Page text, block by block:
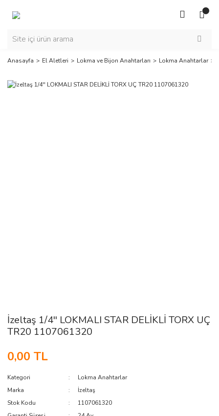
Anasayfa El Aletleri Lokma ve Bijon Anahtarları Lokma Anahtarlar
İzeltaş 1/4'' LOKMALI STAR DELİKLİ TORX UÇ
TR20 1107061320
0,00 TL
Kategori
Lokma Anahtarlar
Marka
İzeltaş
Stok Kodu
1107061320